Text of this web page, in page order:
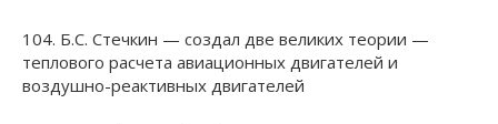
104. Б.С. Стечкин — создал две великих теории —
теплового расчета авиационных двигателей и
воздушно-реактивных двигателей